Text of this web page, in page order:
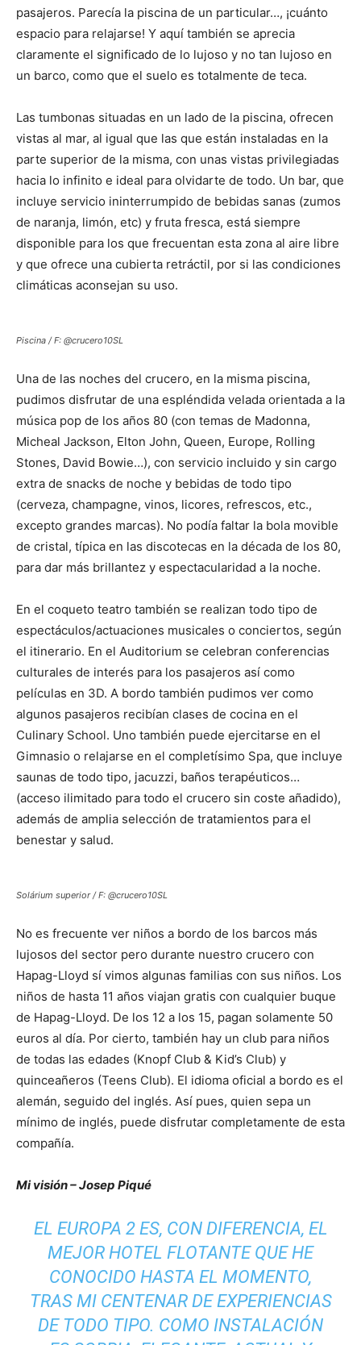
pasajeros. Parecía la piscina de un particular…, ¡cuánto
espacio para relajarse! Y aquí también se aprecia
claramente el significado de lo lujoso y no tan lujoso en
un barco, como que el suelo es totalmente de teca.
Las tumbonas situadas en un lado de la piscina, ofrecen
vistas al mar, al igual que las que están instaladas en la
parte superior de la misma, con unas vistas privilegiadas
hacia lo infinito e ideal para olvidarte de todo. Un bar, que
incluye servicio ininterrumpido de bebidas sanas (zumos
de naranja, limón, etc) y fruta fresca, está siempre
disponible para los que frecuentan esta zona al aire libre
y que ofrece una cubierta retráctil, por si las condiciones
climáticas aconsejan su uso.
Piscina / F: @crucero10SL
Una de las noches del crucero, en la misma piscina,
pudimos disfrutar de una espléndida velada orientada a la
música pop de los años 80 (con temas de Madonna,
Micheal Jackson, Elton John, Queen, Europe, Rolling
Stones, David Bowie…), con servicio incluido y sin cargo
extra de snacks de noche y bebidas de todo tipo
(cerveza, champagne, vinos, licores, refrescos, etc.,
excepto grandes marcas). No podía faltar la bola movible
de cristal, típica en las discotecas en la década de los 80,
para dar más brillantez y espectacularidad a la noche.
En el coqueto teatro también se realizan todo tipo de
espectáculos/actuaciones musicales o conciertos, según
el itinerario. En el Auditorium se celebran conferencias
culturales de interés para los pasajeros así como
películas en 3D. A bordo también pudimos ver como
algunos pasajeros recibían clases de cocina en el
Culinary School. Uno también puede ejercitarse en el
Gimnasio o relajarse en el completísimo Spa, que incluye
saunas de todo tipo, jacuzzi, baños terapéuticos…
(acceso ilimitado para todo el crucero sin coste añadido),
además de amplia selección de tratamientos para el
benestar y salud.
Solárium superior / F: @crucero10SL
No es frecuente ver niños a bordo de los barcos más
lujosos del sector pero durante nuestro crucero con
Hapag-Lloyd sí vimos algunas familias con sus niños. Los
niños de hasta 11 años viajan gratis con cualquier buque
de Hapag-Lloyd. De los 12 a los 15, pagan solamente 50
euros al día. Por cierto, también hay un club para niños
de todas las edades (Knopf Club & Kid’s Club) y
quinceañeros (Teens Club). El idioma oficial a bordo es el
alemán, seguido del inglés. Así pues, quien sepa un
mínimo de inglés, puede disfrutar completamente de esta
compañía.
Mi visión – Josep Piqué
EL EUROPA 2 ES, CON DIFERENCIA, EL
MEJOR HOTEL FLOTANTE QUE HE
CONOCIDO HASTA EL MOMENTO,
TRAS MI CENTENAR DE EXPERIENCIAS
DE TODO TIPO. COMO INSTALACIÓN